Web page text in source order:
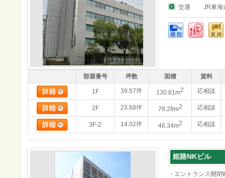
交通 JR東海
部屋番号 坪数 面積 賃料
1F 39.57坪 130.81m2 応相談
2F 23.68坪 78.28m2 応相談
3F-2 14.02坪 46.34m2 応相談
姫路NKビル
・エントランス開